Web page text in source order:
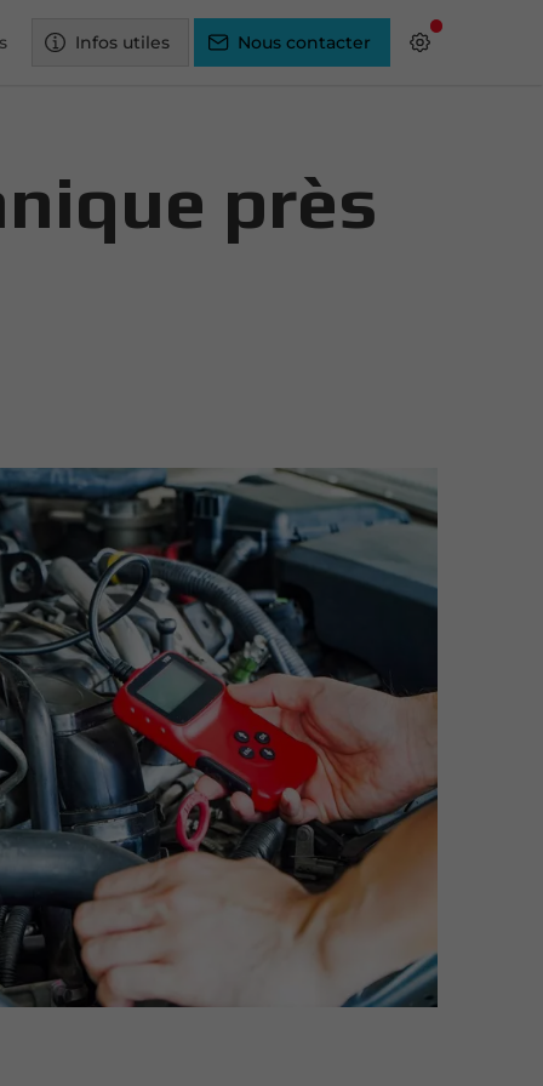
Infos utiles Nous contacter
près